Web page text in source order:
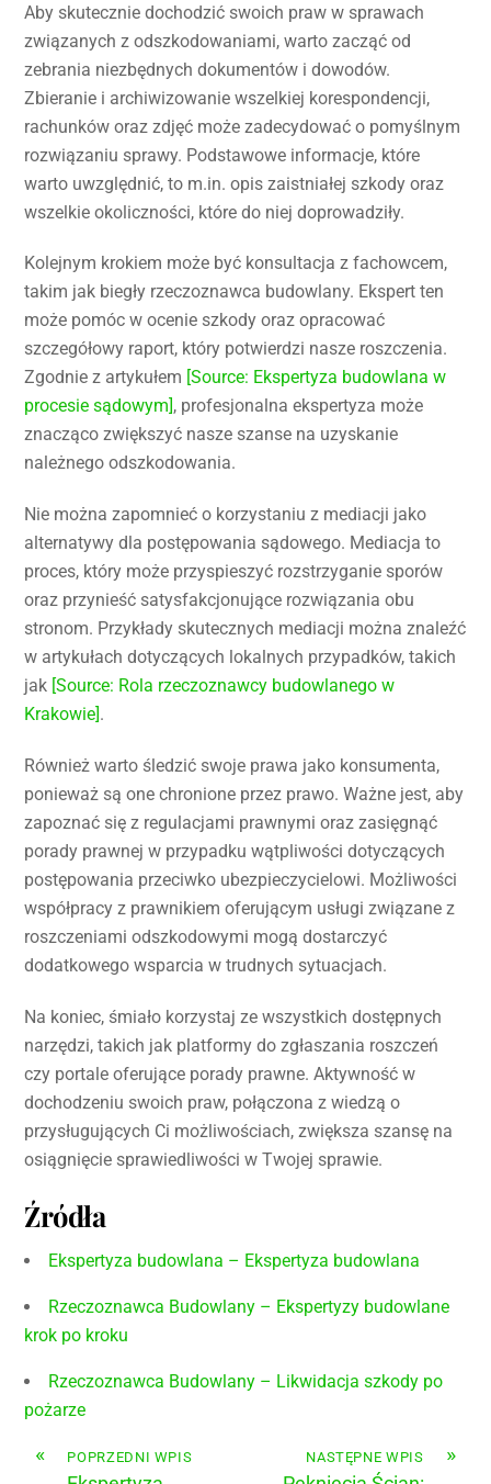
Aby skutecznie dochodzić swoich praw w sprawach
związanych z odszkodowaniami, warto zacząć od
zebrania niezbędnych dokumentów i dowodów.
Zbieranie i archiwizowanie wszelkiej korespondencji,
rachunków oraz zdjęć może zadecydować o pomyślnym
rozwiązaniu sprawy. Podstawowe informacje, które
warto uwzględnić, to m.in. opis zaistniałej szkody oraz
wszelkie okoliczności, które do niej doprowadziły.
Kolejnym krokiem może być konsultacja z fachowcem,
takim jak biegły rzeczoznawca budowlany. Ekspert ten
może pomóc w ocenie szkody oraz opracować
szczegółowy raport, który potwierdzi nasze roszczenia.
Zgodnie z artykułem [Source: Ekspertyza budowlana w
procesie sądowym], profesjonalna ekspertyza może
znacząco zwiększyć nasze szanse na uzyskanie
należnego odszkodowania.
Nie można zapomnieć o korzystaniu z mediacji jako
alternatywy dla postępowania sądowego. Mediacja to
proces, który może przyspieszyć rozstrzyganie sporów
oraz przynieść satysfakcjonujące rozwiązania obu
stronom. Przykłady skutecznych mediacji można znaleźć
w artykułach dotyczących lokalnych przypadków, takich
jak [Source: Rola rzeczoznawcy budowlanego w
Krakowie].
Również warto śledzić swoje prawa jako konsumenta,
ponieważ są one chronione przez prawo. Ważne jest, aby
zapoznać się z regulacjami prawnymi oraz zasięgnąć
porady prawnej w przypadku wątpliwości dotyczących
postępowania przeciwko ubezpieczycielowi. Możliwości
współpracy z prawnikiem oferującym usługi związane z
roszczeniami odszkodowymi mogą dostarczyć
dodatkowego wsparcia w trudnych sytuacjach.
Na koniec, śmiało korzystaj ze wszystkich dostępnych
narzędzi, takich jak platformy do zgłaszania roszczeń
czy portale oferujące porady prawne. Aktywność w
dochodzeniu swoich praw, połączona z wiedzą o
przysługujących Ci możliwościach, zwiększa szansę na
osiągnięcie sprawiedliwości w Twojej sprawie.
Źródła
Ekspertyza budowlana – Ekspertyza budowlana
Rzeczoznawca Budowlany – Ekspertyzy budowlane
krok po kroku
Rzeczoznawca Budowlany – Likwidacja szkody po
pożarze
« POPRZEDNI WPIS »
NASTĘPNE WPIS